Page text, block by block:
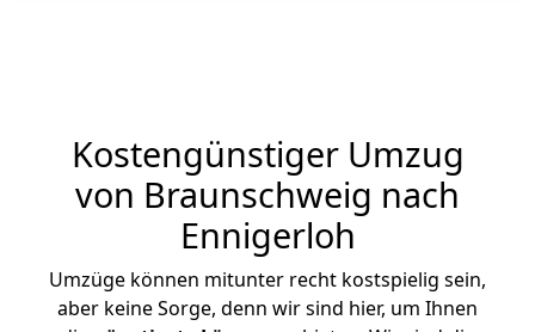
Kostengünstiger Umzug
von Braunschweig nach
Ennigerloh
Umzüge können mitunter recht kostspielig sein,
aber keine Sorge, denn wir sind hier, um Ihnen